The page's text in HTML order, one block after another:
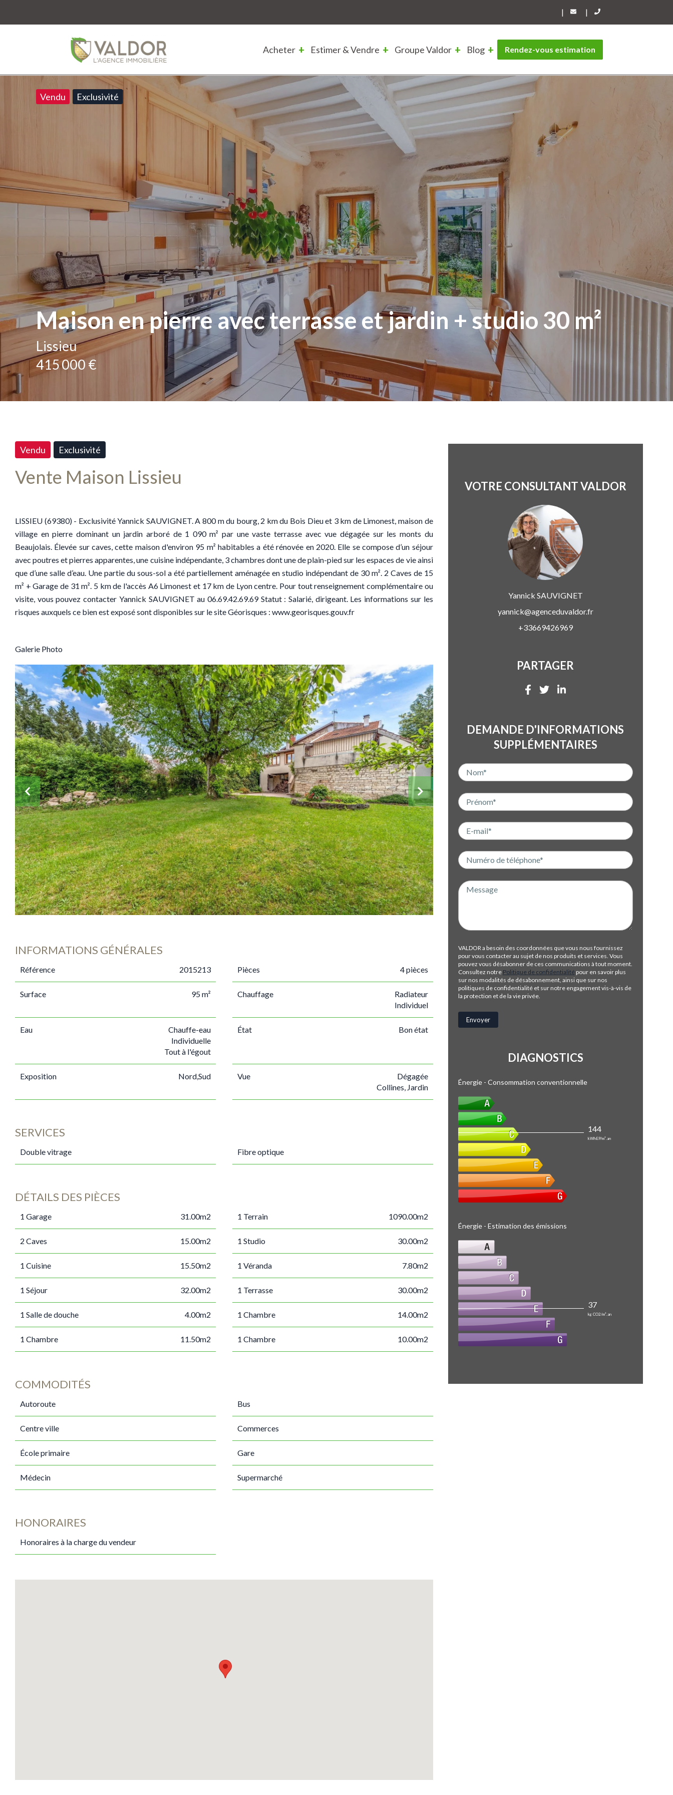
| |
Acheter Estimer & Vendre Groupe Valdor Blog Rendez-vous estimation
Vendu Exclusivité
Maison en pierre avec terrasse et jardin + studio 30 m²
Lissieu
415 000 €
Vendu Exclusivité
Vente Maison Lissieu
LISSIEU (69380) - Exclusivité Yannick SAUVIGNET. A 800 m du bourg, 2 km du Bois Dieu et 3 km de Limonest, maison de
village en pierre dominant un jardin arboré de 1 090 m² par une vaste terrasse avec vue dégagée sur les monts du
Beaujolais. Élevée sur caves, cette maison d'environ 95 m² habitables a été rénovée en 2020. Elle se compose d’un séjour
avec poutres et pierres apparentes, une cuisine indépendante, 3 chambres dont une de plain-pied sur les espaces de vie ainsi
que d’une salle d’eau. Une partie du sous-sol a été partiellement aménagée en studio indépendant de 30 m². 2 Caves de 15
m² + Garage de 31 m². 5 km de l'accès A6 Limonest et 17 km de Lyon centre. Pour tout renseignement complémentaire ou
visite, vous pouvez contacter Yannick SAUVIGNET au 06.69.42.69.69 Statut : Salarié, dirigeant. Les informations sur les
risques auxquels ce bien est exposé sont disponibles sur le site Géorisques : www.georisques.gouv.fr
Galerie Photo
INFORMATIONS GÉNÉRALES
Référence 2015213 Pièces 4 pièces
Surface 95 m² Chauffage
Radiateur
Individuel
Eau
Chauffe-eau
Individuelle
Tout à l'égout
État Bon état
Exposition Nord,Sud Vue
Dégagée
Collines, Jardin
SERVICES
Double vitrage Fibre optique
DÉTAILS DES PIÈCES
1 Garage 31.00m2 1 Terrain 1090.00m2
2 Caves 15.00m2 1 Studio 30.00m2
1 Cuisine 15.50m2 1 Véranda 7.80m2
1 Séjour 32.00m2 1 Terrasse 30.00m2
1 Salle de douche 4.00m2 1 Chambre 14.00m2
1 Chambre 11.50m2 1 Chambre 10.00m2
COMMODITÉS
Autoroute Bus
Centre ville Commerces
École primaire Gare
Médecin Supermarché
HONORAIRES
Honoraires à la charge du vendeur
VOTRE CONSULTANT VALDOR
Yannick SAUVIGNET
yannick@agenceduvaldor.fr
+33669426969
PARTAGER
DEMANDE D'INFORMATIONS
SUPPLÉMENTAIRES
VALDOR a besoin des coordonnées que vous nous fournissez
pour vous contacter au sujet de nos produits et services. Vous
pouvez vous désabonner de ces communications à tout moment.
Consultez notre Politique de confidentialité pour en savoir plus
sur nos modalités de désabonnement, ainsi que sur nos
politiques de confidentialité et sur notre engagement vis-à-vis de
la protection et de la vie privée.
DIAGNOSTICS
Énergie - Consommation conventionnelle
144
kWhEP/m².an
Énergie - Estimation des émissions
37
kg CO2/m².an